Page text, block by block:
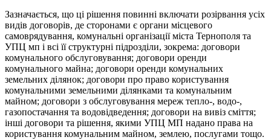
Зазначається, що ці рішення повинні включати розірвання усіх
видів договорів, де сторонами є органи місцевого
самоврядування, комунальні організації міста Тернополя та
УПЦ мп і всі її структурні підрозділи, зокрема: договори
комунального обслуговування; договори оренди
комунального майна; договори оренди комунальних
земельних ділянок; договори про право користування
комунальними земельними ділянками та комунальним
майном; договори з обслуговування мереж тепло-, водо-,
газопостачання та водовідведення; договори на вивіз сміття;
інші договори та рішення, якими УПЦ МП надано права на
користування комунальним майном, землею, послугами тощо.